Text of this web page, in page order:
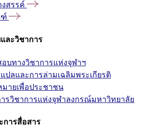
สรรค์
ละวิชาการ
บทางวิชาการแห่งจุฬาฯ
ปลและการล่ามเฉลิมพระเกียรติ
ายเพื่อประชาชน
รวิชาการแห่งจุฬาลงกรณ์มหาวิทยาลัย
การสื่อสาร